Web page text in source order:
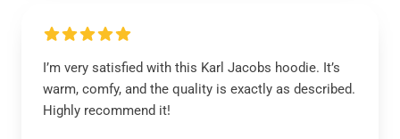
I’m very satisfied with this Karl Jacobs hoodie. It’s
warm, comfy, and the quality is exactly as described.
Highly recommend it!